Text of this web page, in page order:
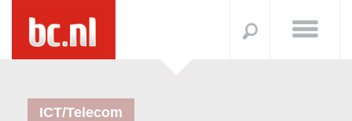
ICT/Telecom